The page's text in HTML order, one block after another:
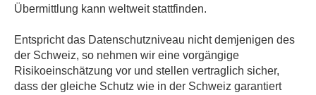
Übermittlung kann weltweit stattfinden.
Entspricht das Datenschutzniveau nicht demjenigen des
der Schweiz, so nehmen wir eine vorgängige
Risikoeinschätzung vor und stellen vertraglich sicher,
dass der gleiche Schutz wie in der Schweiz garantiert